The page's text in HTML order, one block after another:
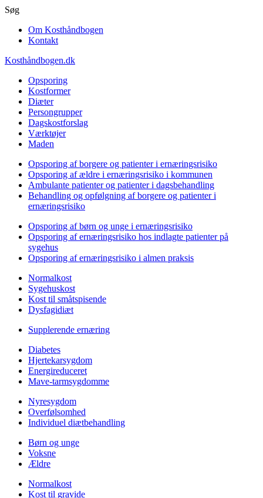
Gå
hovedindhold
Søg
Om Kosthåndbogen
Kontakt
Kosthåndbogen.dk
Opsporing
Kostformer
Diæter
Persongrupper
Dagskostforslag
Værktøjer
Maden
Opsporing af borgere og patienter i ernæringsrisiko
Opsporing af ældre i ernæringsrisiko i kommunen
Ambulante patienter og patienter i dagsbehandling
Behandling og opfølgning af borgere og patienter i
ernæringsrisiko
Opsporing af børn og unge i ernæringsrisiko
Opsporing af ernæringsrisiko hos indlagte patienter på
sygehus
Opsporing af ernæringsrisiko i almen praksis
Normalkost
Sygehuskost
Kost til småtspisende
Dysfagidiæt
Supplerende ernæring
Diabetes
Hjertekarsygdom
Energireduceret
Mave-tarmsygdomme
Nyresygdom
Overfølsomhed
Individuel diætbehandling
Børn og unge
Voksne
Ældre
Normalkost
Kost til gravide